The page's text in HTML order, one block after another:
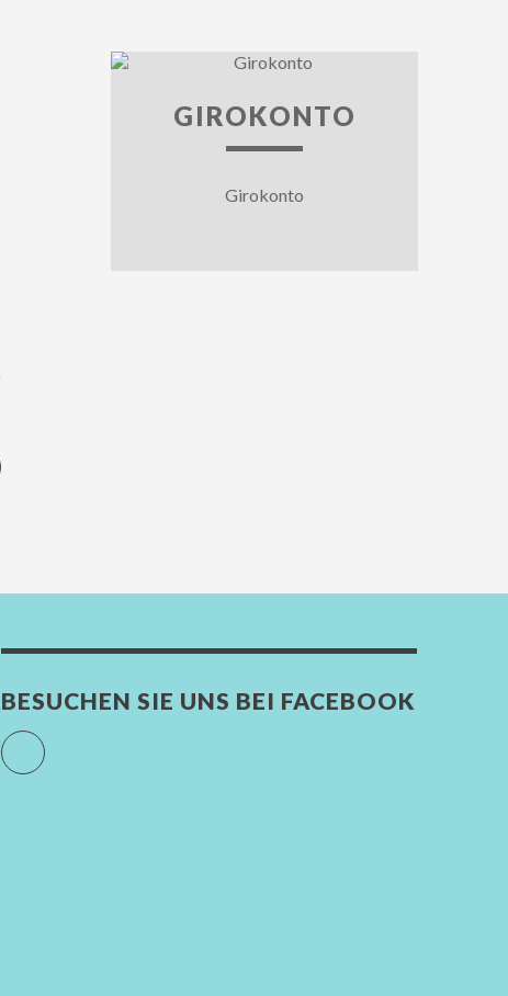
GIROKONTO
Girokonto
BESUCHEN SIE UNS BEI FACEBOOK
Facebook